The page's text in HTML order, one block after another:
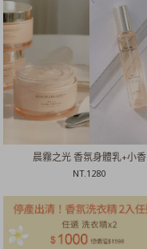
晨霧之光 香氛身體乳+小香
NT.1280